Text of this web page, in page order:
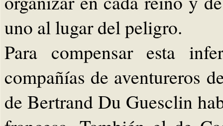
uno al lugar del peligro.
Para compensar esta
compañías de aventureros
de Bertrand Du Guesclin